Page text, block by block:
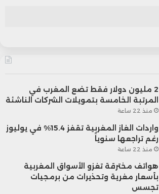
2 مليون دولار فقط تضع المغرب في
المرتبة الخامسة بتمويلات الشركات الناشئة
منذ 22 ساعة
واردات الغاز المغربية تقفز 15.4% في يوليوز
رغم تراجعها سنوياً
منذ 22 ساعة
هواتف مخترقة تغزو الأسواق المغربية
بأسعار مغرية وتحذيرات من برمجيات
تجسس